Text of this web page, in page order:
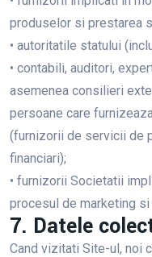
produselor si prestarea
• autoritatile statului
• contabili, auditori,
asemenea consilieri
persoane care
(furnizorii de servicii de
financiari);
• furnizorii Societatii
procesul de marketing si
7. Datele
Cand vizitati Site-ul, noi